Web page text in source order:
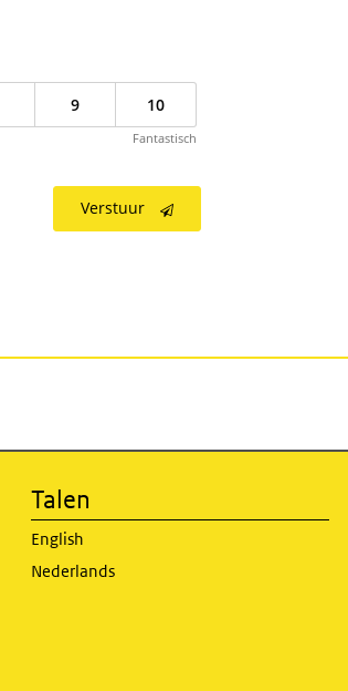
9 10
Fantastisch
Verstuur
Talen
English
Nederlands